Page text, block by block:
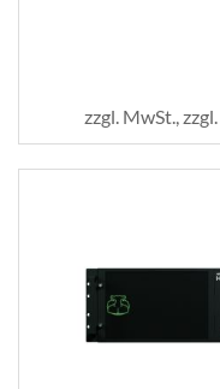
zzgl. MwSt., zzgl.